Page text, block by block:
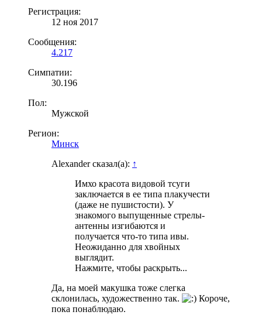
Регистрация:
12 ноя 2017
Сообщения:
4.217
Симпатии:
30.196
Пол:
Мужской
Регион:
Минск
Alexander сказал(а): ↑
Имхо красота видовой тсуги
заключается в ее типа плакучести
(даже не пушистости). У
знакомого выпущенные стрелы-
антенны изгибаются и
получается что-то типа ивы.
Неожиданно для хвойных
выглядит.
Нажмите, чтобы раскрыть...
Да, на моей макушка тоже слегка
склонилась, художественно так.
Короче,
пока понаблюдаю.